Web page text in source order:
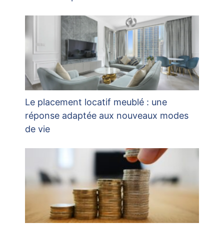
Le placement locatif meublé : une
réponse adaptée aux nouveaux modes
de vie